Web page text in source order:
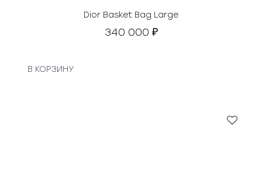
Dior Basket Bag Large
340 000 ₽
В КОРЗИНУ